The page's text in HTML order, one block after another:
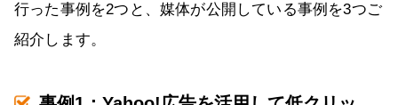
行った事例を2つと、媒体が公開している事例を3つご
紹介します。